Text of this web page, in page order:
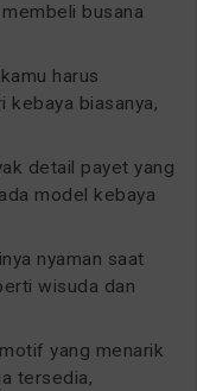
busana
harus
kebaya biasanya,
detail payet yang
model kebaya
nyaman saat
wisuda dan
yang menarik
tersedia,